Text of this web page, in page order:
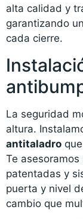
alta calidad y
garantizando
cada cierre.
La seguridad
altura.
antitaladro
Te
patentadas y
puerta y nivel
cambio que